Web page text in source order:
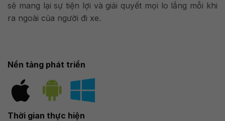
sẽ mang lại sự tiện lợi và giải quyết mọi lo lắng mỗi khi
ra ngoài của người đi xe.
Nền tảng phát triển
Thời gian thực hiện